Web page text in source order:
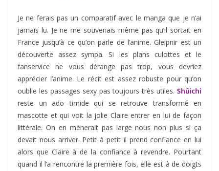
Je ne ferais pas un comparatif avec le manga que je n’ai
jamais lu. Je ne me souvenais même pas qu’il sortait en
France jusqu’à ce qu’on parle de l’anime. Gleipnir est un
découverte assez sympa. Si les plans culottes et le
fanservice ne vous dérange pas trop, vous devriez
apprécier l’anime. Le récit est assez robuste pour qu’on
oublie les passages sexy pas toujours très utiles. Shûichi
reste un ado timide qui se retrouve transformé en
mascotte et qui voit la jolie Claire entrer en lui de façon
littérale. On en mènerait pas large nous non plus si ça
devait nous arriver. Petit à petit il prend confiance en lui
alors que Claire à de la confiance à revendre. Pourtant
quand il l’a rencontre la première fois, elle est à de doigts